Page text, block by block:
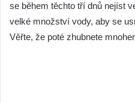
se během těchto tří dnů nejíst
velké množství vody, aby se
Věřte, že poté zhubnete